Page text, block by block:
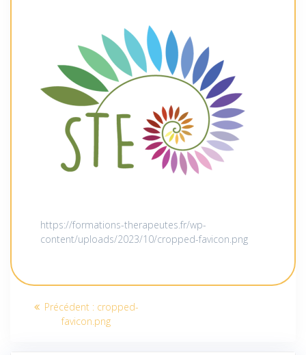
https://formations-therapeutes.fr/wp-
content/uploads/2023/10/cropped-favicon.png
Navigation
Précédent : Article
précédent
cropped-
favicon.png